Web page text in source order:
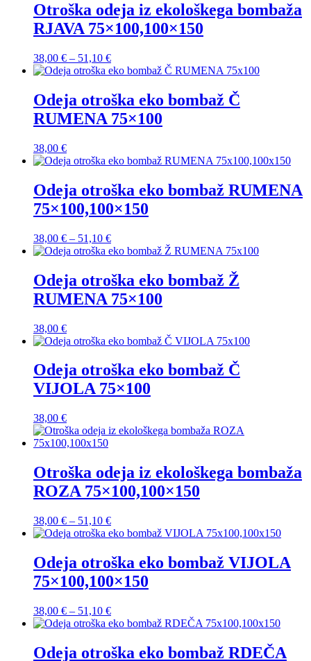
Otroška odeja iz ekološkega bombaža
RJAVA 75×100,100×150
38,00 € – 51,10 €Cenovni
razpon:
38,00 €
do
51,10 €
Odeja otroška eko bombaž Č
RUMENA 75×100
38,00 €
Odeja otroška eko bombaž RUMENA
75×100,100×150
38,00 € – 51,10 €Cenovni
razpon:
38,00 €
do
51,10 €
Odeja otroška eko bombaž Ž
RUMENA 75×100
38,00 €
Odeja otroška eko bombaž Č
VIJOLA 75×100
38,00 €
Otroška odeja iz ekološkega bombaža
ROZA 75×100,100×150
38,00 € – 51,10 €Cenovni
razpon:
38,00 €
do
51,10 €
Odeja otroška eko bombaž VIJOLA
75×100,100×150
38,00 € – 51,10 €Cenovni
razpon:
38,00 €
Odeja otroška eko bombaž RDEČA